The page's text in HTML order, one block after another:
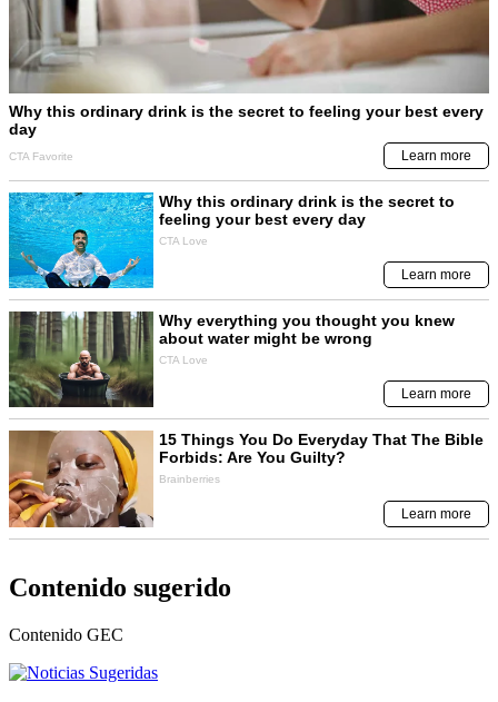
Contenido sugerido
Contenido GEC